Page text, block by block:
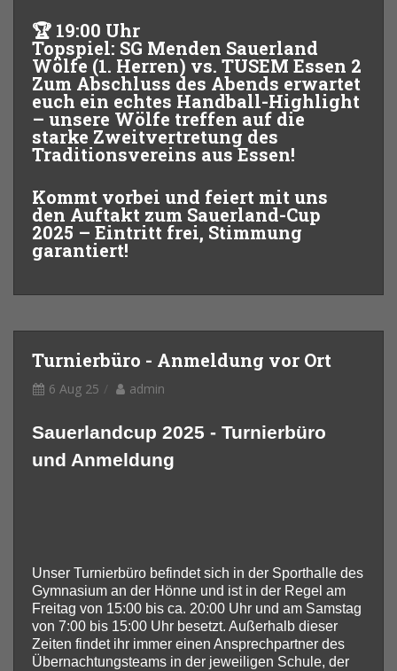
🏆 19:00 Uhr
Topspiel: SG Menden Sauerland
Wölfe (1. Herren) vs. TUSEM Essen 2
Zum Abschluss des Abends erwartet
euch ein echtes Handball-Highlight
– unsere Wölfe treffen auf die
starke Zweitvertretung des
Traditionsvereins aus Essen!
Kommt vorbei und feiert mit uns
den Auftakt zum Sauerland-Cup
2025 – Eintritt frei, Stimmung
garantiert!
Turnierbüro - Anmeldung vor Ort
6 Aug 25 admin
Sauerlandcup 2025 - Turnierbüro
und Anmeldung
Unser Turnierbüro befindet sich in der Sporthalle des
Gymnasium an der Hönne und ist in der Regel am
Freitag von 15:00 bis ca. 20:00 Uhr und am Samstag
von 7:00 bis 15:00 Uhr besetzt. Außerhalb dieser
Zeiten findet ihr immer einen Ansprechpartner des
Übernachtungsteams in der jeweiligen Schule, der